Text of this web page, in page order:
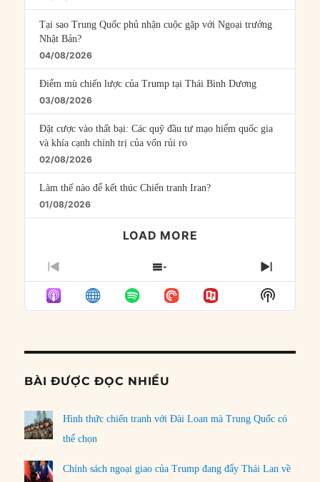
Tại sao Trung Quốc phủ nhận cuộc gặp với Ngoại trưởng
Nhật Bản?
04/08/2026
Điểm mù chiến lược của Trump tại Thái Bình Dương
03/08/2026
Đặt cược vào thất bại: Các quỹ đầu tư mạo hiểm quốc gia
và khía cạnh chính trị của vốn rủi ro
02/08/2026
Làm thế nào để kết thúc Chiến tranh Iran?
01/08/2026
LOAD MORE
PREVIOUS
EPISODE
SHOW
EPISODES
LIST
NEXT
Show
Podcast
BÀI ĐƯỢC ĐỌC NHIỀU
Hình thức chiến tranh với Đài Loan mà Trung Quốc có
thể chọn
Chính sách ngoại giao của Trump đang đẩy Thái Lan về